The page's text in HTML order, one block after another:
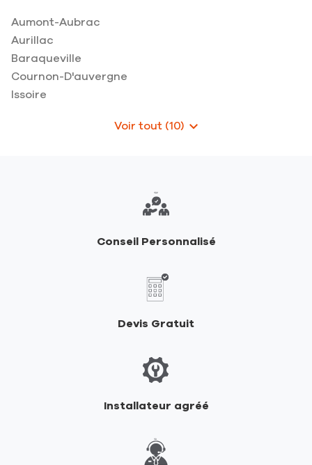
Saint-
Flour
Aumont-Aubrac
Aurillac
Baraqueville
Cournon-D'auvergne
Issoire
Voir tout (10)
de
Conseil Personnalisé
Devis Gratuit
Installateur agréé